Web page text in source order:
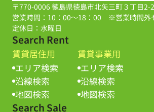
〒770-0006 徳島県徳島市北矢三町３丁目2-2
営業時間：10：00～18：00 ※営業時間外
定休日：水曜日
Search Rent
賃貸居住用
エリア検索
沿線検索
地図検索
賃貸事業用
エリア検索
沿線検索
地図検索
Search Sale